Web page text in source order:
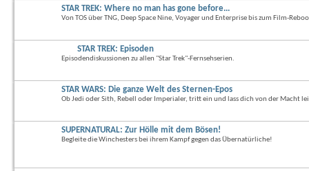
STAR TREK: Where no man has gone before...
Von TOS über TNG, Deep Space Nine, Voyager und Enterprise bis zum Film-
STAR TREK: Episoden
Episodendiskussionen zu allen "Star Trek"-Fernsehserien.
STAR WARS: Die ganze Welt des Sternen-Epos
Ob Jedi oder Sith, Rebell oder Imperialer, tritt ein und lass dich von der Macht
SUPERNATURAL: Zur Hölle mit dem Bösen!
Begleite die Winchesters bei ihrem Kampf gegen das Übernatürliche!